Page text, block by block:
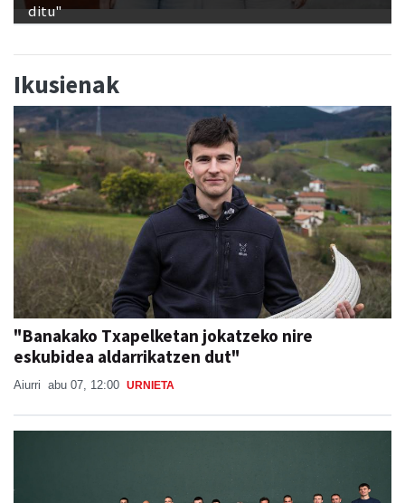
ditu"
Ikusienak
"Banakako Txapelketan jokatzeko nire
eskubidea aldarrikatzen dut"
Aiurri abu 07, 12:00 URNIETA